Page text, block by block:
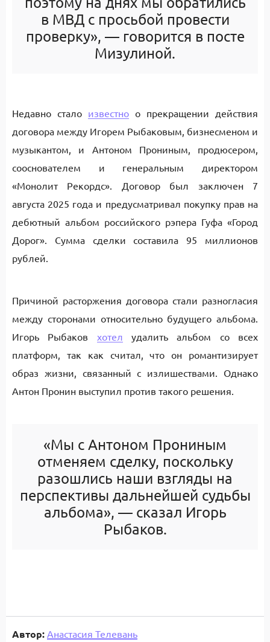
в МВД с просьбой провести
проверку», — говорится в посте
Мизулиной.
Недавно стало известно о прекращении действия
договора между Игорем Рыбаковым, бизнесменом и
музыкантом, и Антоном Прониным, продюсером,
сооснователем и генеральным директором
«Монолит Рекордс». Договор был заключен 7
августа 2025 года и предусматривал покупку прав на
дебютный альбом российского рэпера Гуфа «Город
Дорог». Сумма сделки составила 95 миллионов
рублей.
Причиной расторжения договора стали разногласия
между сторонами относительно будущего альбома.
Игорь Рыбаков хотел удалить альбом со всех
платформ, так как считал, что он романтизирует
образ жизни, связанный с излишествами. Однако
Антон Пронин выступил против такого решения.
«Мы с Антоном Прониным
отменяем сделку, поскольку
разошлись наши взгляды на
перспективы дальнейшей судьбы
альбома», — сказал Игорь
Рыбаков.
Автор: Анастасия Телевань